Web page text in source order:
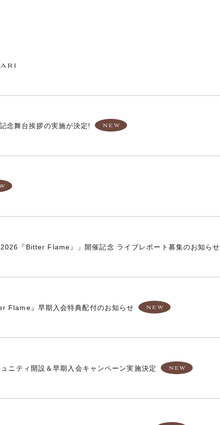
念舞台挨拶の実施が決定!
『Bitter Flame』」開催記念 ライブレポート募集のお知らせ
Flame』早期入会特典配付のお知らせ
ニティ開設＆早期入会キャンペーン実施決定